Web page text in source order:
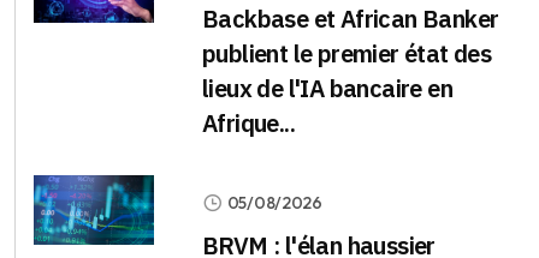
Backbase et African Banker
publient le premier état des
lieux de l'IA bancaire en
Afrique...
05/08/2026
BRVM : l'élan haussier